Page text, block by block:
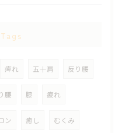
Tags
痺れ 五十肩 反り腰
腰 膝 疲れ
ン 癒し むくみ